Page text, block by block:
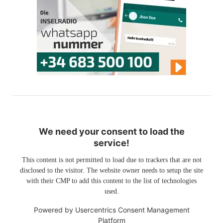
We need your consent to load the
service!
This content is not permitted to load due to trackers that are not
disclosed to the visitor. The website owner needs to setup the site
with their CMP to add this content to the list of technologies
used.
Powered by Usercentrics Consent Management
Platform